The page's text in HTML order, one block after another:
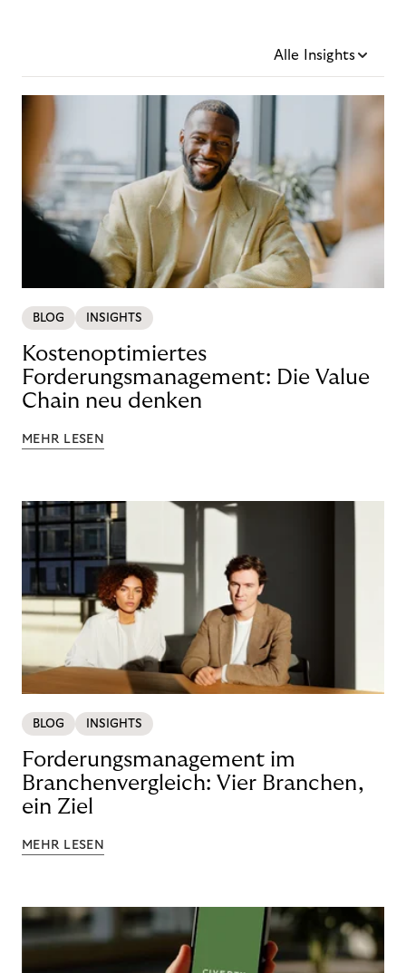
Alle Insights
BLOG INSIGHTS
Kostenoptimiertes
Forderungsmanagement: Die Value
Chain neu denken
MEHR LESEN
BLOG INSIGHTS
Forderungsmanagement im
Branchenvergleich: Vier Branchen,
ein Ziel
MEHR LESEN